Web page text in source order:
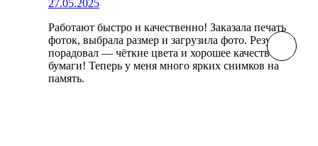
27.05.2025
Работают быстро и качественно! Заказала печать
фоток, выбрала размер и загрузила фото. Результат
порадовал — чёткие цвета и хорошее качество
бумаги! Теперь у меня много ярких снимков на
память.